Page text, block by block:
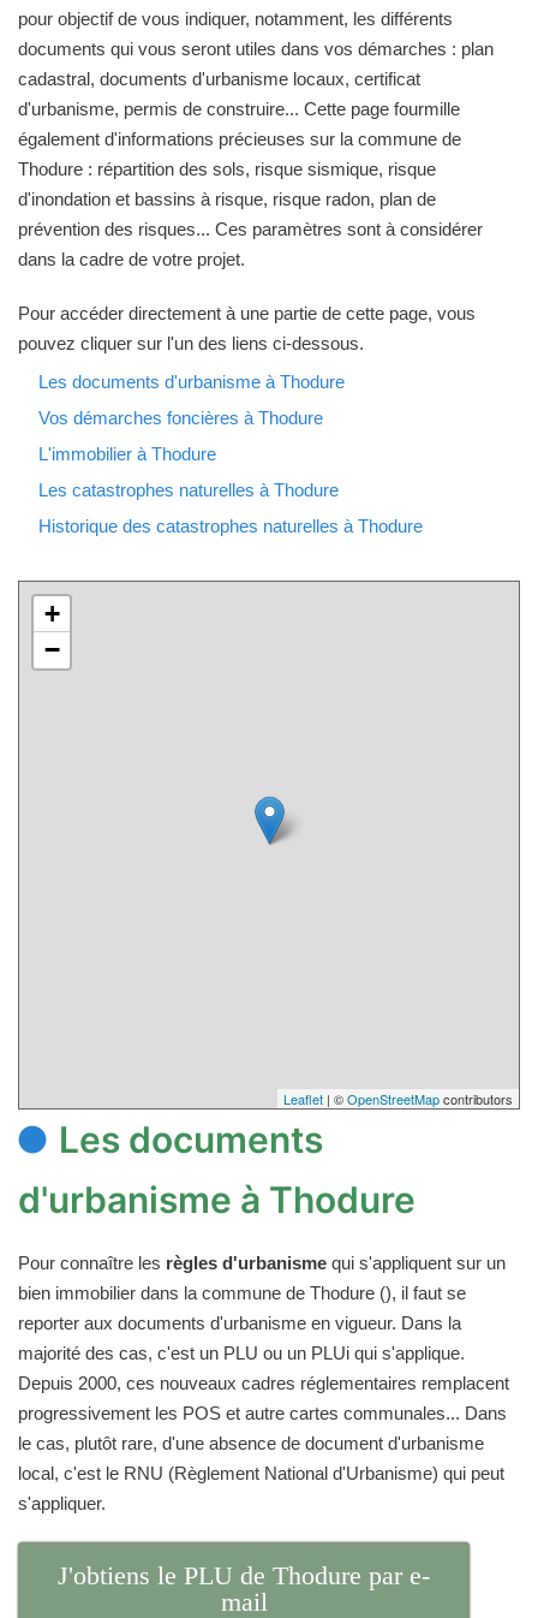
pour objectif de vous indiquer, notamment, les différents
documents qui vous seront utiles dans vos démarches : plan
cadastral, documents d'urbanisme locaux, certificat
d'urbanisme, permis de construire... Cette page fourmille
également d'informations précieuses sur la commune de
Thodure : répartition des sols, risque sismique, risque
d'inondation et bassins à risque, risque radon, plan de
prévention des risques... Ces paramètres sont à considérer
dans la cadre de votre projet.
Pour accéder directement à une partie de cette page, vous
pouvez cliquer sur l'un des liens ci-dessous.
Les documents d'urbanisme à Thodure
Vos démarches foncières à Thodure
L'immobilier à Thodure
Les catastrophes naturelles à Thodure
Historique des catastrophes naturelles à Thodure
+
−
Leaflet | ©OpenStreetMapcontributors
Les documents
d'urbanisme à Thodure
Pour connaître les règles d'urbanisme qui s'appliquent sur un
bien immobilier dans la commune de Thodure (), il faut se
reporter aux documents d'urbanisme en vigueur. Dans la
majorité des cas, c'est un PLU ou un PLUi qui s'applique.
Depuis 2000, ces nouveaux cadres réglementaires remplacent
progressivement les POS et autre cartes communales... Dans
le cas, plutôt rare, d'une absence de document d'urbanisme
local, c'est le RNU (Règlement National d'Urbanisme) qui peut
s'appliquer.
J'obtiens le PLU de Thodure par e-
mail